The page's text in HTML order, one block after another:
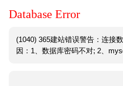
Database Error
(1040) 365建站错误警告：连接
因：1、数据库密码不对; 2、